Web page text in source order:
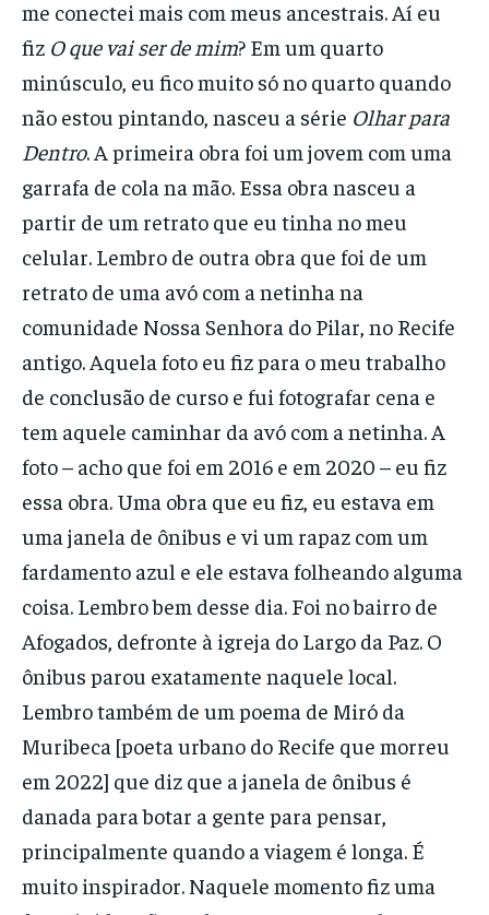
me conectei mais com meus ancestrais. Aí eu
fiz O que vai ser de mim? Em um quarto
minúsculo, eu fico muito só no quarto quando
não estou pintando, nasceu a série Olhar para
Dentro. A primeira obra foi um jovem com uma
garrafa de cola na mão. Essa obra nasceu a
partir de um retrato que eu tinha no meu
celular. Lembro de outra obra que foi de um
retrato de uma avó com a netinha na
comunidade Nossa Senhora do Pilar, no Recife
antigo. Aquela foto eu fiz para o meu trabalho
de conclusão de curso e fui fotografar cena e
tem aquele caminhar da avó com a netinha. A
foto – acho que foi em 2016 e em 2020 – eu fiz
essa obra. Uma obra que eu fiz, eu estava em
uma janela de ônibus e vi um rapaz com um
fardamento azul e ele estava folheando alguma
coisa. Lembro bem desse dia. Foi no bairro de
Afogados, defronte à igreja do Largo da Paz. O
ônibus parou exatamente naquele local.
Lembro também de um poema de Miró da
Muribeca [poeta urbano do Recife que morreu
em 2022] que diz que a janela de ônibus é
danada para botar a gente para pensar,
principalmente quando a viagem é longa. É
muito inspirador. Naquele momento fiz uma